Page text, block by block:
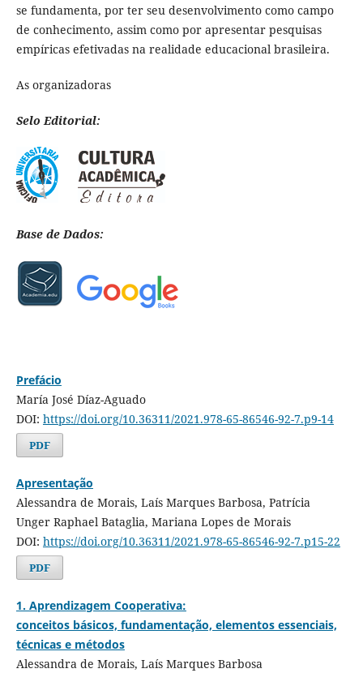
se fundamenta, por ter seu desenvolvimento como campo
de conhecimento, assim como por apresentar pesquisas
empíricas efetivadas na realidade educacional brasileira.
As organizadoras
Selo Editorial:
Base de Dados:
Prefácio
María José Díaz-Aguado
DOI: https://doi.org/10.36311/2021.978-65-86546-92-7.p9-14
PDF
Apresentação
Alessandra de Morais, Laís Marques Barbosa, Patrícia
Unger Raphael Bataglia, Mariana Lopes de Morais
DOI: https://doi.org/10.36311/2021.978-65-86546-92-7.p15-22
PDF
1. Aprendizagem Cooperativa:
conceitos básicos, fundamentação, elementos essenciais,
técnicas e métodos
Alessandra de Morais, Laís Marques Barbosa